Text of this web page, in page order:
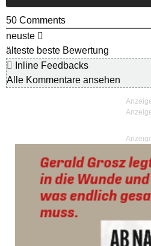
50 Comments
neuste
älteste beste Bewertung
Inline Feedbacks
Alle Kommentare ansehen